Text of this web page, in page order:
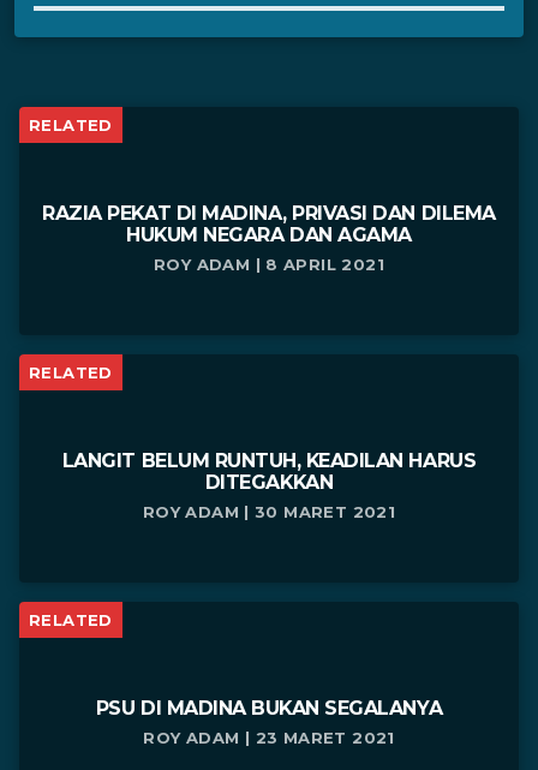
RELATED
RAZIA PEKAT DI MADINA, PRIVASI DAN DILEMA
HUKUM NEGARA DAN AGAMA
ROY ADAM | 8 APRIL 2021
RELATED
LANGIT BELUM RUNTUH, KEADILAN HARUS
DITEGAKKAN
ROY ADAM | 30 MARET 2021
RELATED
PSU DI MADINA BUKAN SEGALANYA
ROY ADAM | 23 MARET 2021